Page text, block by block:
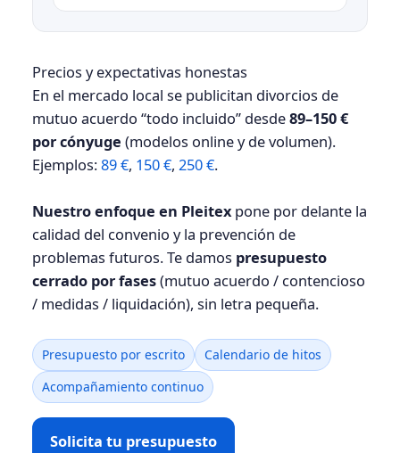
Precios y expectativas honestas
En el mercado local se publicitan divorcios de
mutuo acuerdo “todo incluido” desde89–150 €
por cónyuge (modelos online y de volumen).
Ejemplos:89 €, 150 €, 250 €.
Nuestro enfoque en Pleitexpone por delante la
calidad del convenio y la prevención de
problemas futuros. Te damos presupuesto
cerrado por fases(mutuo acuerdo / contencioso
/ medidas / liquidación), sin letra pequeña.
Presupuesto por escrito
Calendario de hitos
Acompañamiento continuo
Solicita tu presupuesto